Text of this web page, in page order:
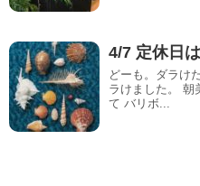
4/7 定休日
どーも。ダラけ
ラけました。 朝
て バリボ...